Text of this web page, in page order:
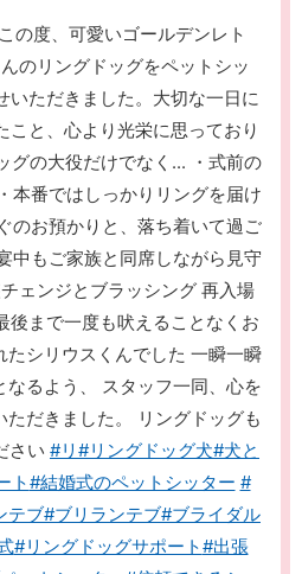
この度、可愛いゴールデンレト
のリングドッグをペットシッ
いただきました。大切な一日に
こと、心より光栄に思っており
グの大役だけでなく... ・式前の
本番ではしっかりリングを届け
のお預かりと、落ち着いて過ご
中もご家族と同席しながら見守
ェンジとブラッシング 再入場
後まで一度も吠えることなくお
シリウスくんでした 一瞬一瞬
なるよう、 スタッフ一同、心を
だきました。 リングドッグも
さい #リ #リングドッグ犬#犬と
ト#結婚式のペットシッター #
テブ#ブリランテブ#ブライダル
#リングドッグサポート#出張